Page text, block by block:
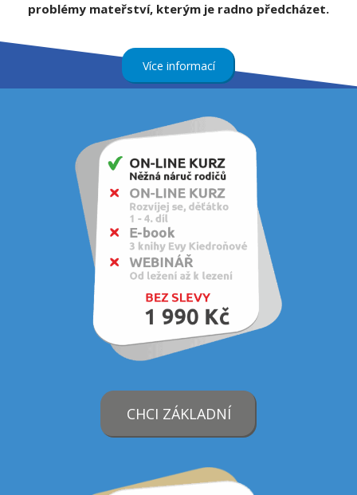
problémy mateřství, kterým je radno předcházet.
Více informací
CHCI ZÁKLADNÍ